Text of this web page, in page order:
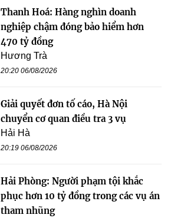
Thanh Hoá: Hàng nghìn doanh
nghiệp chậm đóng bảo hiểm hơn
470 tỷ đồng
Hương Trà
20:20 06/08/2026
Giải quyết đơn tố cáo, Hà Nội
chuyển cơ quan điều tra 3 vụ
Hải Hà
20:19 06/08/2026
Hải Phòng: Người phạm tội khắc
phục hơn 10 tỷ đồng trong các vụ án
tham nhũng